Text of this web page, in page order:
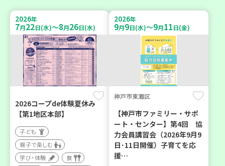
2026年
7月22日(水)～8月26日(水)
2026コープde体験夏休み
【第1地区本部】
子ども
親子で楽しむ
学び・体験
食
2026年
9月9日(水)～9月11日(金)
神戸市東灘区
【神戸市ファミリー・サポ
ート・センター】第4回 協
力会員講習会（2026年9月9
日･11日開催）子育てを応
援…